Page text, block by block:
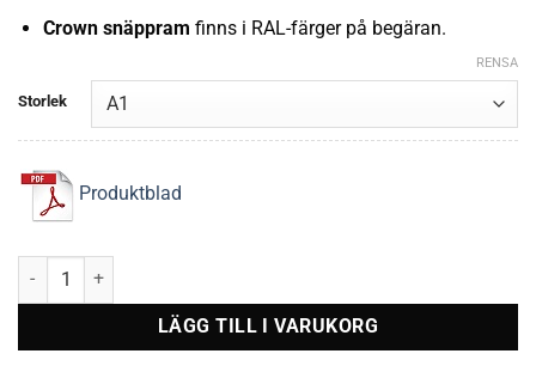
Crown snäppram finns i RAL-färger på begäran.
Storlek
RENSA
Produktblad
CROWN Snäppram, svart, vägg, 33 mm. mängd
LÄGG TILL I VARUKORG